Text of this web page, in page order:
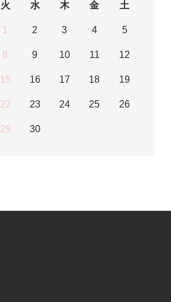
火 水 木 金 土
1 2 3 4 5
8 9 10 11 12
15 16 17 18 19
22 23 24 25 26
29 30